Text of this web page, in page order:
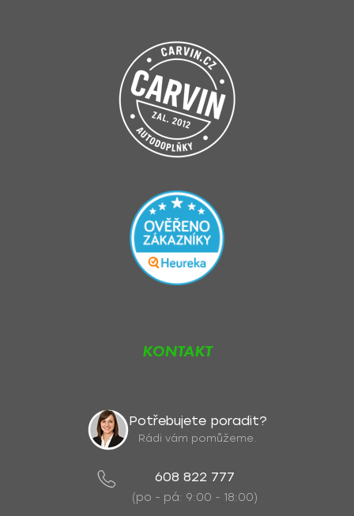
KONTAKT
Potřebujete poradit?
Rádi vám pomůžeme.
608 822 777
(po - pá: 9:00 - 18:00)